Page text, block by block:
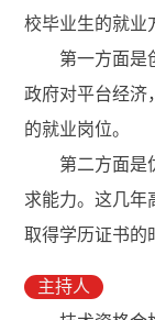
校毕业生的就业
第一方面是创
政府对平台经济
的就业岗位。
第二方面是优
求能力。这几年
取得学历证书的
主持人